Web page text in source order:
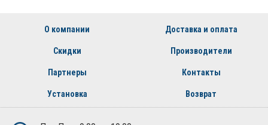
О компании Доставка и оплата
Скидки Производители
Партнеры Контакты
Установка Возврат